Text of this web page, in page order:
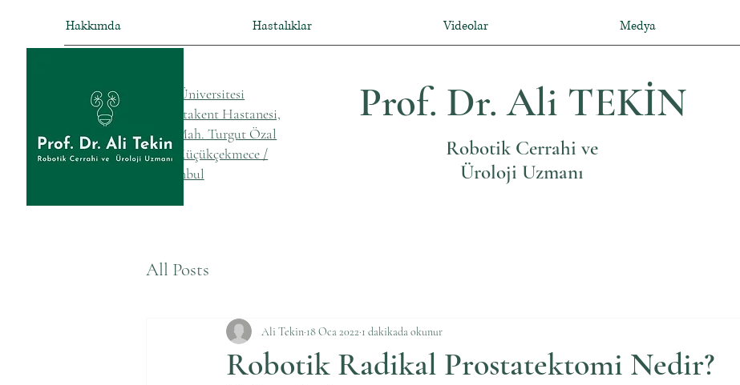
Hakkımda Hastalıklar Videolar Medya
Acibadem Üniversitesi
Özel Acıbadem Atakent Hastanesi,
Halkalı Merkez Mah. Turgut Özal
Bulvarı No:16, Küçükçekmece /
İstanbul
Prof. Dr. Ali TEKİN
Robotik Cerrahi ve
Üroloji Uzmanı
All Posts
Robotik Radikal Prostatektomi Nedir?
Ali Tekin 18 Oca 2022 1 dakikada okunur